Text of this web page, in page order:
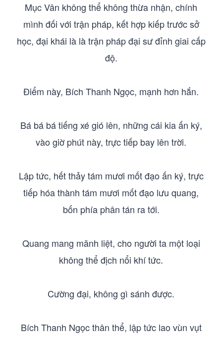
Mục Vân không thể không thừa nhận, chính
mình đối với trận pháp, kết hợp kiếp trước sở
học, đại khái là là trận pháp đại sư đỉnh giai cấp
độ.
Điểm này, Bích Thanh Ngọc, mạnh hơn hắn.
Bá bá bá tiếng xé gió lên, những cái kia ấn ký,
vào giờ phút này, trực tiếp bay lên trời.
Lập tức, hết thảy tám mươi mốt đạo ấn ký, trực
tiếp hóa thành tám mươi mốt đạo lưu quang,
bốn phía phân tán ra tới.
Quang mang mãnh liệt, cho người ta một loại
không thể địch nổi khí tức.
Cường đại, không gì sánh được.
Bích Thanh Ngọc thân thể, lập tức lao vùn vụt